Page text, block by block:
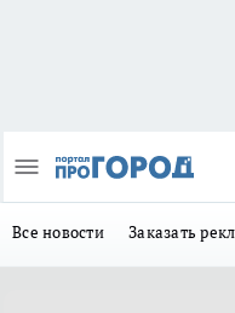
Все новости Заказать